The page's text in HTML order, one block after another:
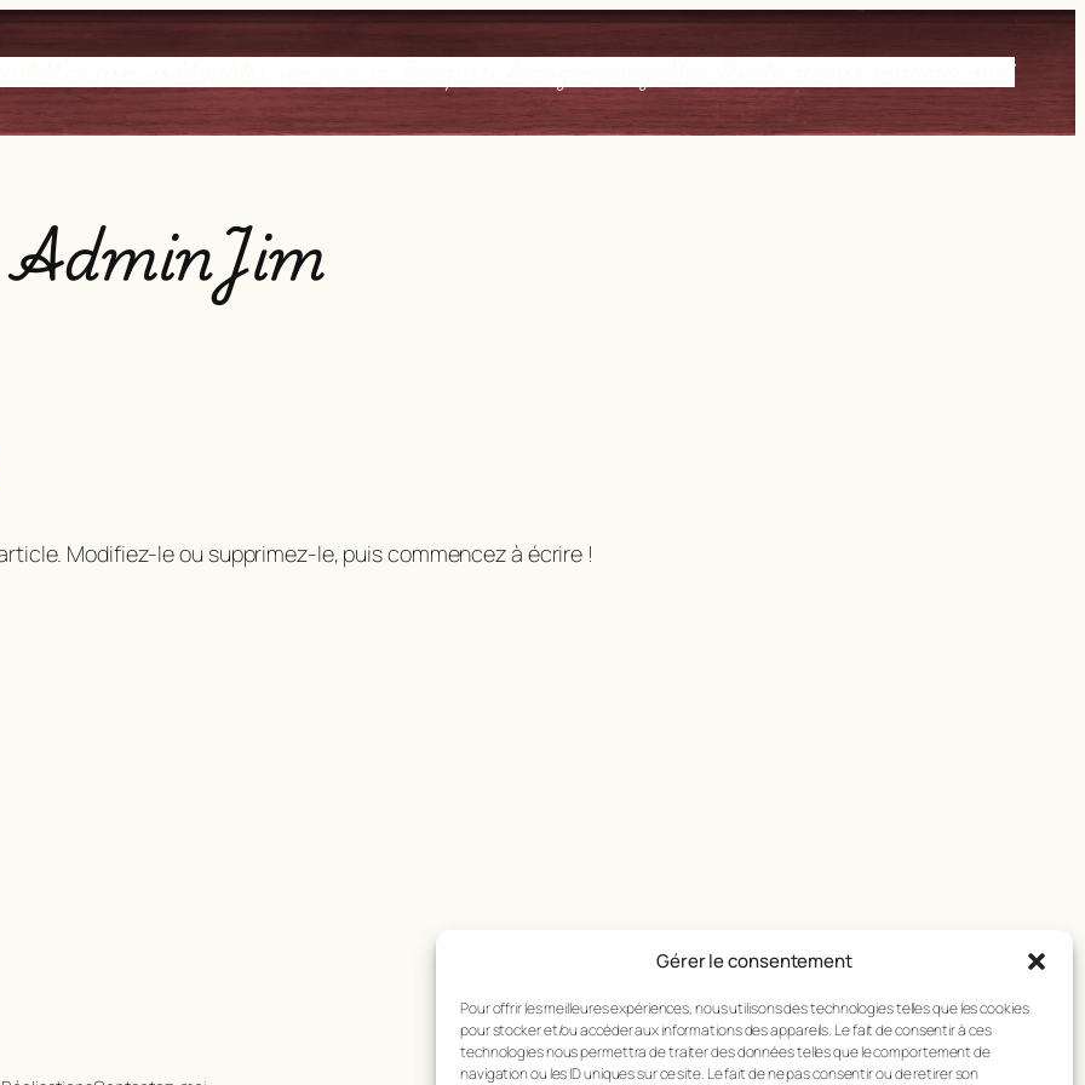
Gérer le consentement
Pour offrir les meilleures expériences, nous utilisons des technologies telles que les cookies
pour stocker et/ou accéder aux informations des appareils. Le fait de consentir à ces
technologies nous permettra de traiter des données telles que le comportement de
navigation ou les ID uniques sur ce site. Le fait de ne pas consentir ou de retirer son
AdminJim
Modifiez-le ou supprimez-le, puis commencez à écrire !